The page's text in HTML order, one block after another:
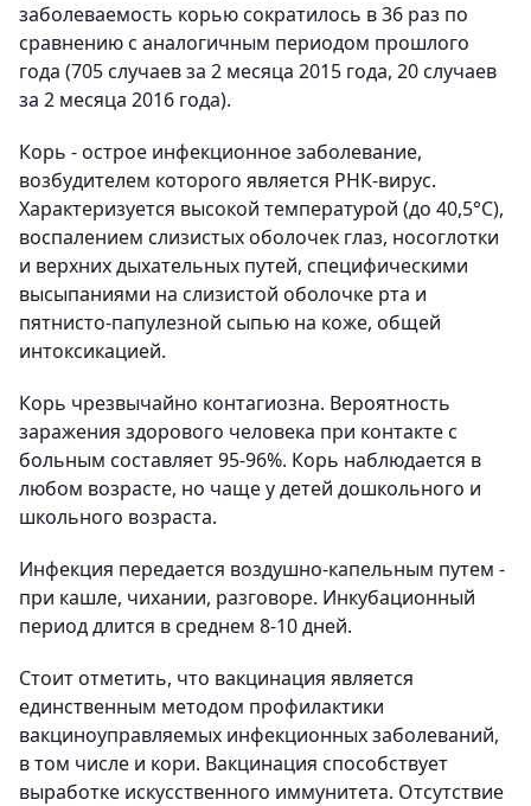
заболеваемость корью сократилось в 36 раз по
сравнению с аналогичным периодом прошлого
года (705 случаев за 2 месяца 2015 года, 20 случаев
за 2 месяца 2016 года).
Корь - острое инфекционное заболевание,
возбудителем которого является РНК-вирус.
Характеризуется высокой температурой (до 40,5°C),
воспалением слизистых оболочек глаз, носоглотки
и верхних дыхательных путей, специфическими
высыпаниями на слизистой оболочке рта и
пятнисто-папулезной сыпью на коже, общей
интоксикацией.
Корь чрезвычайно контагиозна. Вероятность
заражения здорового человека при контакте с
больным составляет 95-96%. Корь наблюдается в
любом возрасте, но чаще у детей дошкольного и
школьного возраста.
Инфекция передается воздушно-капельным путем -
при кашле, чихании, разговоре. Инкубационный
период длится в среднем 8-10 дней.
Стоит отметить, что вакцинация является
единственным методом профилактики
вакциноуправляемых инфекционных заболеваний,
в том числе и кори. Вакцинация способствует
выработке искусственного иммунитета. Отсутствие